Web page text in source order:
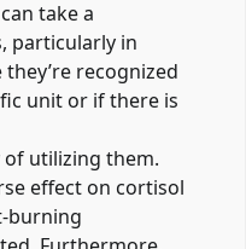
take a
particularly in
recognized
unit or if there is
utilizing them.
effect on cortisol
burning